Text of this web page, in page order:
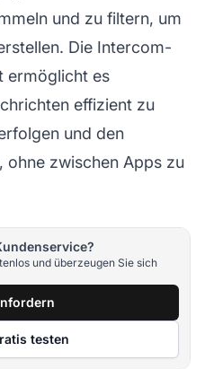
und zu filtern, um
Die Intercom-
ermöglicht es
effizient zu
und den
zwischen Apps zu
und überzeugen Sie sich
testen